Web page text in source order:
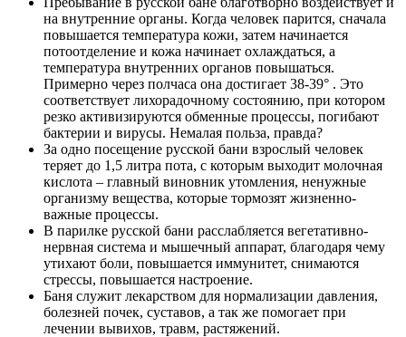
на внутренние органы. Когда человек парится, сначала
повышается температура кожи, затем начинается
потоотделение и кожа начинает охлаждаться, а
температура внутренних органов повышаться.
Примерно через полчаса она достигает 38-39° . Это
соответствует лихорадочному состоянию, при котором
резко активизируются обменные процессы, погибают
бактерии и вирусы. Немалая польза, правда?
За одно посещение русской бани взрослый человек
теряет до 1,5 литра пота, с которым выходит молочная
кислота – главный виновник утомления, ненужные
организму вещества, которые тормозят жизненно-
важные процессы.
В парилке русской бани расслабляется вегетативно-
нервная система и мышечный аппарат, благодаря чему
утихают боли, повышается иммунитет, снимаются
стрессы, повышается настроение.
Баня служит лекарством для нормализации давления,
болезней почек, суставов, а так же помогает при
лечении вывихов, травм, растяжений.